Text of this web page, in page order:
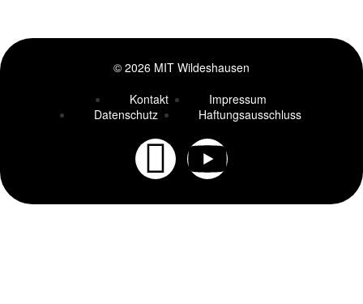
© 2026 MIT Wildeshausen
Kontakt
Impressum
Datenschutz
Haftungsausschluss